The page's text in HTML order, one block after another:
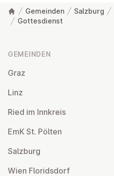
Gemeinden Salzburg
Gottesdienst
GEMEINDEN
Graz
Linz
Ried im Innkreis
EmK St. Pölten
Salzburg
Wien Flo­rids­dorf